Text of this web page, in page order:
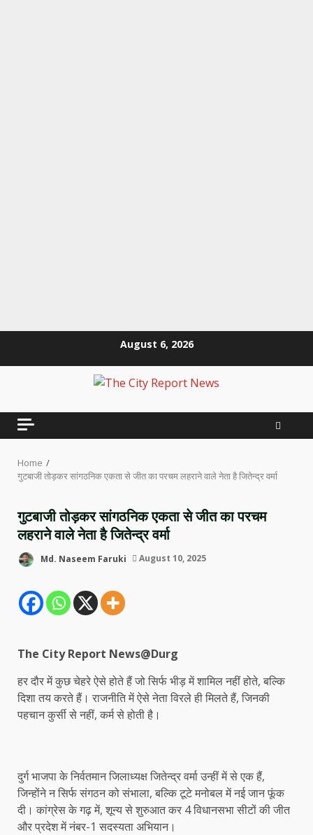
August 6, 2026
Home
गुटबाजी तोड़कर सांगठनिक एकता से जीत का परचम लहराने वाले नेता है जितेन्द्र वर्मा
गुटबाजी तोड़कर सांगठनिक एकता से जीत का परचम
लहराने वाले नेता है जितेन्द्र वर्मा
Md. Naseem Faruki August 10, 2025
The City Report News@Durg
हर दौर में कुछ चेहरे ऐसे होते हैं जो सिर्फ भीड़ में शामिल नहीं होते, बल्कि
दिशा तय करते हैं। राजनीति में ऐसे नेता विरले ही मिलते हैं, जिनकी
पहचान कुर्सी से नहीं, कर्म से होती है।
दुर्ग भाजपा के निर्वतमान जिलाध्यक्ष जितेन्द्र वर्मा उन्हीं में से एक हैं,
जिन्होंने न सिर्फ संगठन को संभाला, बल्कि टूटे मनोबल में नई जान फूंक
दी। कांग्रेस के गढ़ में, शून्य से शुरुआत कर 4 विधानसभा सीटों की जीत
और प्रदेश में नंबर-1 सदस्यता अभियान।